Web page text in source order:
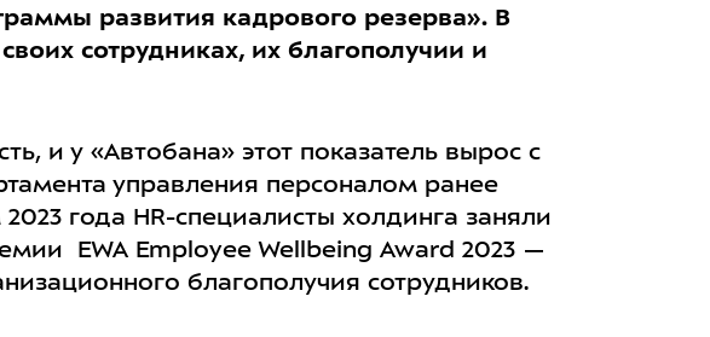
развития кадрового резерва». В
сотрудниках, их благополучии и
и у «Автобана» этот показатель вырос с
управления персоналом ранее
года HR-специалисты холдинга заняли
EWA Employee Wellbeing Award 2023 —
благополучия сотрудников.